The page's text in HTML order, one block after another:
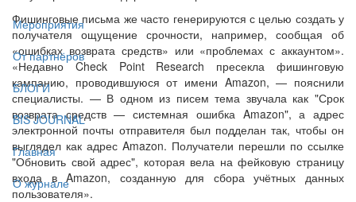
Мероприятия
От партнёров
БЛОГИ
BIS JOURNAL
Главная
О журнале
Фишинговые письма же часто генерируются с целью создать у
получателя ощущение срочности, например, сообщая об
«ошибках возврата средств» или «проблемах с аккаунтом».
«Недавно Check Point Research пресекла фишинговую
кампанию, проводившуюся от имени Amazon, — пояснили
специалисты. — В одном из писем тема звучала как "Срок
возврата средств — системная ошибка Amazon", а адрес
электронной почты отправителя был подделан так, чтобы он
выглядел как адрес Amazon. Получатели перешли по ссылке
"Обновить свой адрес", которая вела на фейковую страницу
входа в Amazon, созданную для сбора учётных данных
пользователя».